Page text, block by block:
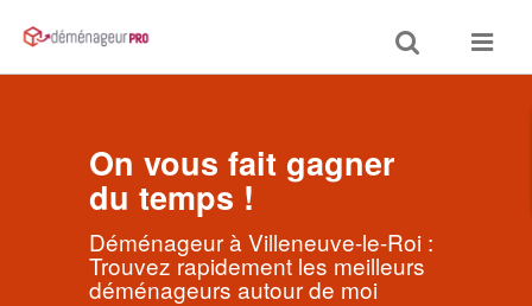
Toggle
search
Toggle
On vous fait gagner
du temps !
Déménageur à Villeneuve-le-Roi :
Trouvez rapidement les meilleurs
déménageurs autour de moi